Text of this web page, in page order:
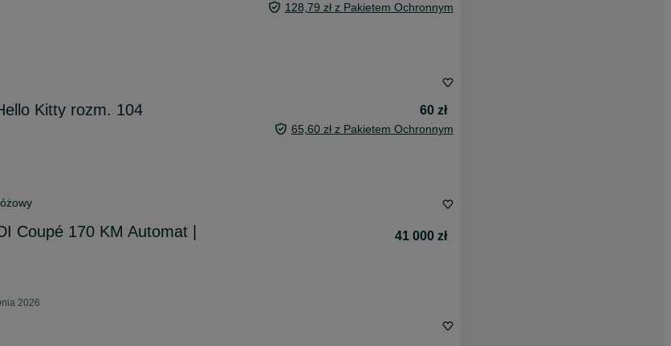
128,79 zł z Pakietem Ochronnym
Kitty rozm. 104
60 zł
65,60 zł z Pakietem Ochronnym
Coupé 170 KM Automat |
41 000 zł
2026